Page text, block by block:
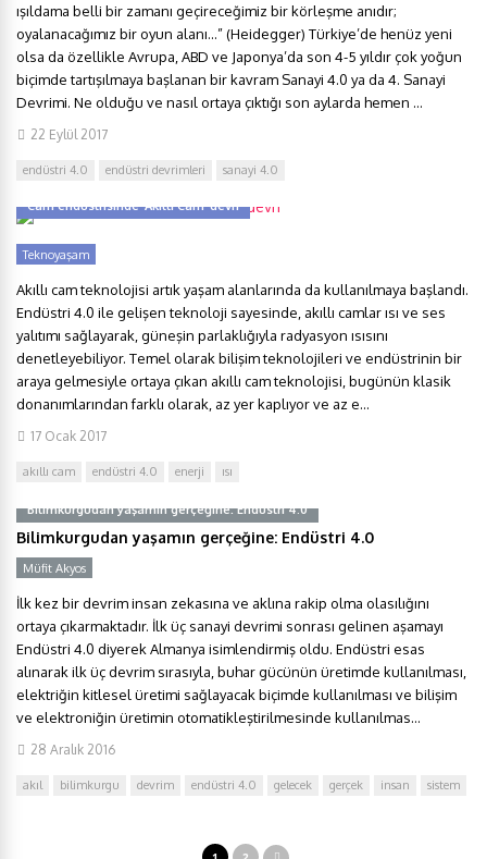
ışıldama belli bir zamanı geçireceğimiz bir körleşme anıdır;
oyalanacağımız bir oyun alanı…” (Heidegger) Türkiye’de henüz yeni
olsa da özellikle Avrupa, ABD ve Japonya’da son 4-5 yıldır çok yoğun
biçimde tartışılmaya başlanan bir kavram Sanayi 4.0 ya da 4. Sanayi
Devrimi. Ne olduğu ve nasıl ortaya çıktığı son aylarda hemen ...
22 Eylül 2017
endüstri 4.0 endüstri devrimleri sanayi 4.0
Cam endüstrisinde ‘Akıllı Cam’ devri
Teknoyaşam
Akıllı cam teknolojisi artık yaşam alanlarında da kullanılmaya başlandı.
Endüstri 4.0 ile gelişen teknoloji sayesinde, akıllı camlar ısı ve ses
yalıtımı sağlayarak, güneşin parlaklığıyla radyasyon ısısını
denetleyebiliyor. Temel olarak bilişim teknolojileri ve endüstrinin bir
araya gelmesiyle ortaya çıkan akıllı cam teknolojisi, bugünün klasik
donanımlarından farklı olarak, az yer kaplıyor ve az e...
17 Ocak 2017
akıllı cam endüstri 4.0 enerji ısı
Bilimkurgudan yaşamın gerçeğine: Endüstri 4.0
Bilimkurgudan yaşamın gerçeğine: Endüstri 4.0
Müfit Akyos
İlk kez bir devrim insan zekasına ve aklına rakip olma olasılığını
ortaya çıkarmaktadır. İlk üç sanayi devrimi sonrası gelinen aşamayı
Endüstri 4.0 diyerek Almanya isimlendirmiş oldu. Endüstri esas
alınarak ilk üç devrim sırasıyla, buhar gücünün üretimde kullanılması,
elektriğin kitlesel üretimi sağlayacak biçimde kullanılması ve bilişim
ve elektroniğin üretimin otomatikleştirilmesinde kullanılmas...
28 Aralık 2016
akıl bilimkurgu devrim endüstri 4.0 gelecek gerçek insan sistem